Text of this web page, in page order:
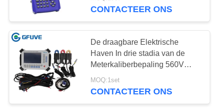
FABRIEKSREIS
KWALITEITSCONTROLE
CONTACTEER
ONS
gespleten kern
huidige
transformator
51
Elektrische Meter
CONTACTEER ONS
De draagbare Elektrische
Haven In drie stadia van de
Meterkaliberbepaling 560V
RS232
MOQ:1set
CONTACTEER ONS